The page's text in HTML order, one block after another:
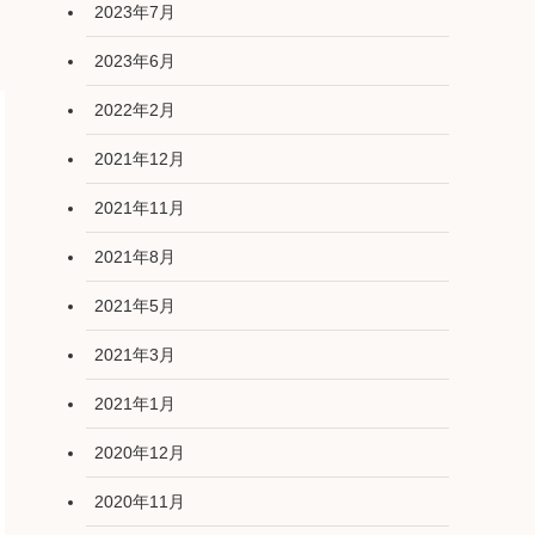
2023年7月
2023年6月
2022年2月
2021年12月
2021年11月
2021年8月
2021年5月
2021年3月
2021年1月
2020年12月
2020年11月